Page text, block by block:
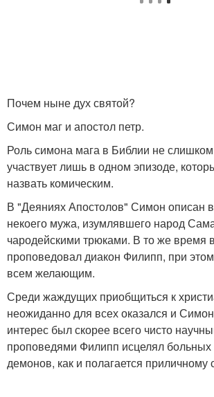
Почем ныне дух святой?
Симон маг и апостол петр.
Роль симона мага в Библии не
участвует лишь в одном эпизоде,
назвать комическим.
В "Деяниях Апостолов" Симон описан в
некоего мужа, изумлявшего народ
чародейскими трюками. В то же время
проповедовал диакон Филипп, при
всем желающим.
Среди жаждущих приобщиться к
неожиданно для всех оказался и
интерес был скорее всего чисто
проповедями Филипп исцелял больных
демонов, как и полагается приличному